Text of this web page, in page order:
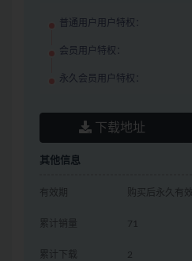
普通用户用户特权：
会员用户特权：
永久会员用户特权：
下载地址
其他信息
有效期 购买后永久有效
累计销量 71
累计下载 2